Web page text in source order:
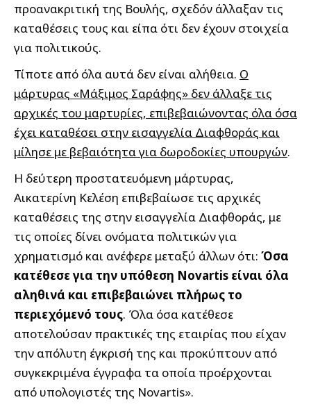
προανακριτική της Βουλής, σχεδόν άλλαξαν τις
καταθέσεις τους και είπα ότι δεν έχουν στοιχεία
για πολιτικούς.
Τίποτε από όλα αυτά δεν είναι αλήθεια. Ο
μάρτυρας «Μάξιμος Σαράφης» δεν άλλαξε τις
αρχικές του μαρτυρίες, επιβεβαιώνοντας όλα όσα
έχει καταθέσει στην εισαγγελία Διαφθοράς και
μίλησε με βεβαιότητα για δωροδοκίες υπουργών.
Η δεύτερη προστατευόμενη μάρτυρας,
Αικατερίνη Κελέση επιβεβαίωσε τις αρχικές
καταθέσεις της στην εισαγγελία Διαφθοράς, με
τις οποίες δίνει ονόματα πολιτικών για
χρηματισμό και ανέφερε μεταξύ άλλων ότι: Όσα
κατέθεσε για την υπόθεση Novartis είναι όλα
αληθινά και επιβεβαιώνει πλήρως το
περιεχόμενό τους. Όλα όσα κατέθεσε
αποτελούσαν πρακτικές της εταιρίας που είχαν
την απόλυτη έγκρισή της και προκύπτουν από
συγκεκριμένα έγγραφα τα οποία προέρχονται
από υπολογιστές της Novartis».